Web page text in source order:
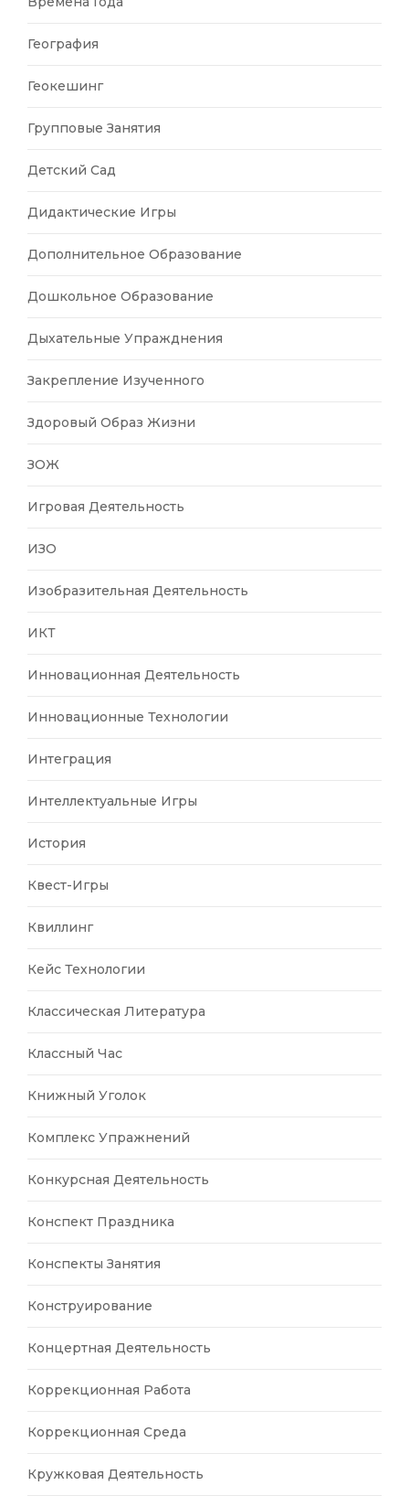
География
Геокешинг
Групповые Занятия
Детский Сад
Дидактические Игры
Дополнительное Образование
Дошкольное Образование
Дыхательные Упражднения
Закрепление Изученного
Здоровый Образ Жизни
ЗОЖ
Игровая Деятельность
ИЗО
Изобразительная Деятельность
ИКТ
Инновационная Деятельность
Инновационные Технологии
Интеграция
Интеллектуальные Игры
История
Квест-Игры
Квиллинг
Кейс Технологии
Классическая Литература
Классный Час
Книжный Уголок
Комплекс Упражнений
Конкурсная Деятельность
Конспект Праздника
Конспекты Занятия
Конструирование
Концертная Деятельность
Коррекционная Работа
Коррекционная Среда
Кружковая Деятельность